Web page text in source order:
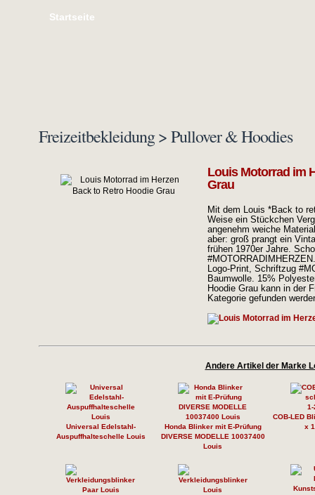
Startseite
Freizeitbekleidung > Pullover & Hoodies
Louis Motorrad im
Grau
Mit dem Louis *Back to
Weise ein Stückchen
angenehm weiche
aber: groß prangt ein
frühen 1970er Jahre.
Logo-Print, Schriftzug
Baumwolle. 15%
Hoodie Grau kann in der
Kategorie gefunden
Andere Artikel der Marke
Universal Edelstahl-
Auspuffhalteschelle Louis
Honda Blinker mit E-Prüfung
DIVERSE MODELLE 10037400
Louis
COB-LED
x